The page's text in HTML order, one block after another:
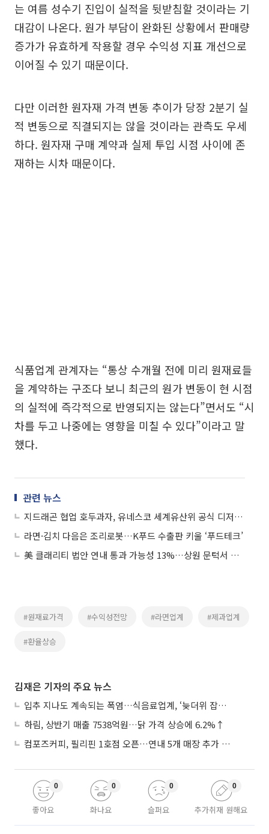
는 여름 성수기 진입이 실적을 뒷받침할 것이라는 기
대감이 나온다. 원가 부담이 완화된 상황에서 판매량
증가가 유효하게 작용할 경우 수익성 지표 개선으로
이어질 수 있기 때문이다.
다만 이러한 원자재 가격 변동 추이가 당장 2분기 실
적 변동으로 직결되지는 않을 것이라는 관측도 우세
하다. 원자재 구매 계약과 실제 투입 시점 사이에 존
재하는 시차 때문이다.
식품업계 관계자는 “통상 수개월 전에 미리 원재료들
을 계약하는 구조다 보니 최근의 원가 변동이 현 시점
의 실적에 즉각적으로 반영되지는 않는다”면서도 “시
차를 두고 나중에는 영향을 미칠 수 있다”이라고 말
했다.
관련 뉴스
지드래곤 협업 호두과자, 유네스코 세계유산위 공식 디저트 됐다
라면·김치 다음은 조리로봇…K푸드 수출판 키울 ‘푸드테크’
美 클래리티 법안 연내 통과 가능성 13%…상원 문턱서 제동
#원재료가격 #수익성전망 #라면업계 #제과업계
#환율상승
김재은 기자의 주요 뉴스
입추 지나도 계속되는 폭염…식음료업계, ‘늦더위 잡기’ 전력 투구
하림, 상반기 매출 7538억원…닭 가격 상승에 6.2%↑
컴포즈커피, 필리핀 1호점 오픈…연내 5개 매장 추가 출점
좋아요
0
화나요
0
슬퍼요
0
추가취재 원해요
0